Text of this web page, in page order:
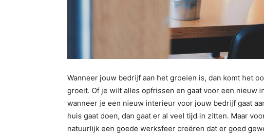
Wanneer jouw bedrijf aan het groeien is, dan komt het
groeit. Of je wilt alles opfrissen en gaat voor een nieuw
wanneer je een nieuw interieur voor jouw bedrijf gaat
huis gaat doen, dan gaat er al veel tijd in zitten. Maar
natuurlijk een goede werksfeer creëren dat er goed